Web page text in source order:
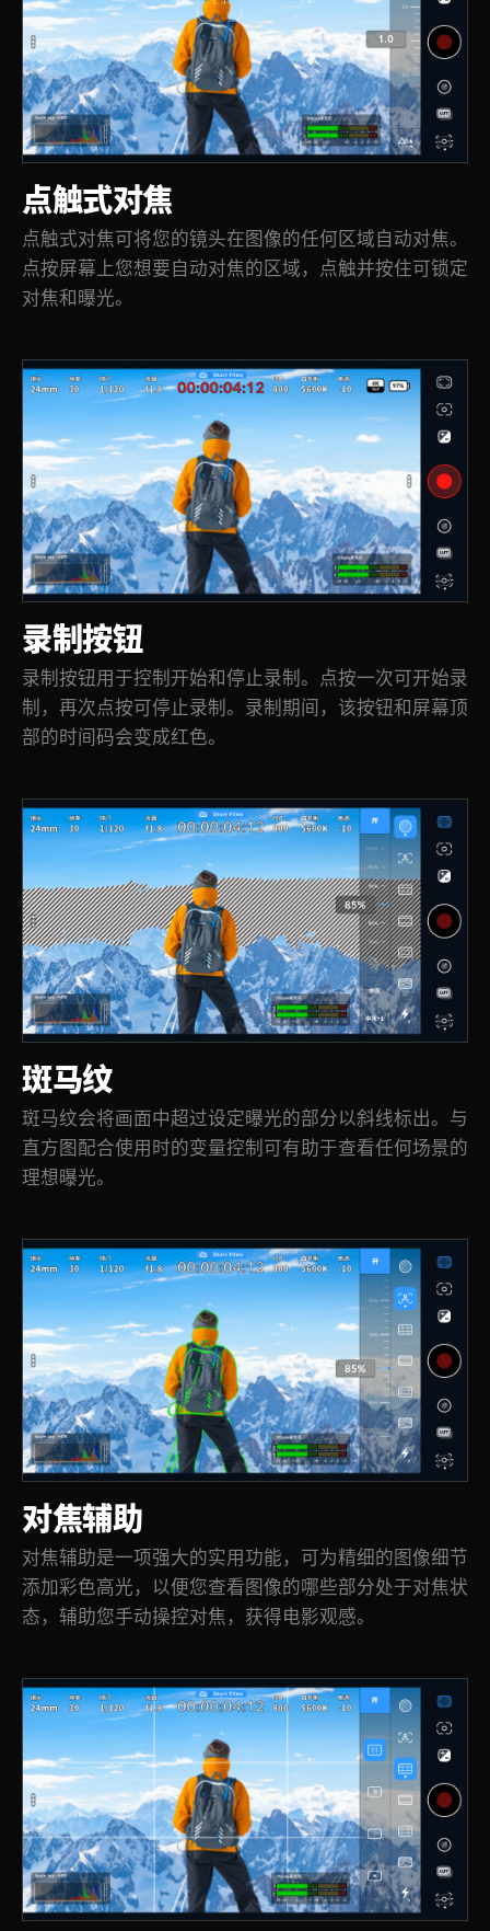
点触式对焦
点触式对焦可将您的镜头在图像的任何区域自动对焦。
点按屏幕上您想要自动对焦的区域，点触并按住可锁定
对焦和曝光。
录制按钮
录制按钮用于控制开始和停止录制。点按一次可开始录
制，再次点按可停止录制。录制期间，该按钮和屏幕顶
部的时间码会变成红色。
斑马纹
斑马纹会将画面中超过设定曝光的部分以斜线标出。与
直方图配合使用时的变量控制可有助于查看任何场景的
理想曝光。
对焦辅助
对焦辅助是一项强大的实用功能，可为精细的图像细节
添加彩色高光，以便您查看图像的哪些部分处于对焦状
态，辅助您手动操控对焦，获得电影观感。